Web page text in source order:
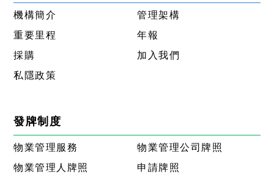
機構簡介
管理架構
重要里程
年報
採購
加入我們
私隱政策
發牌制度
物業管理服務
物業管理公司牌照
物業管理人牌照
申請牌照